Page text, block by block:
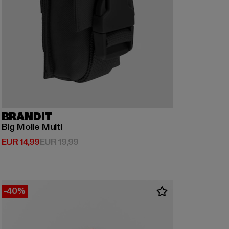
BRANDIT
Big Molle Multi
EUR 14,99
Derzeitiger Preis: EUR 14,99
EUR 19,99Aktionspreis: EUR 19,99
-40%